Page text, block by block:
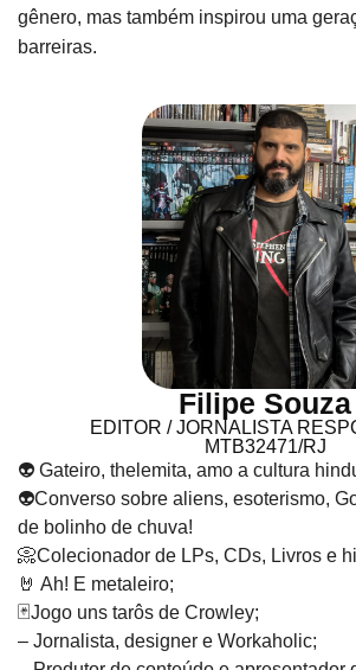
gênero, mas também inspirou uma
barreiras.
Filipe Souza
EDITOR / JORNALISTA
MTB32471/RJ
👽 Gateiro, thelemita, amo a cultura
👽Converso sobre aliens, esoterismo,
de bolinho de chuva!
📀Colecionador de LPs, CDs, Livros e
🤘 Ah! E metaleiro;
🃏Jogo uns tarôs de Crowley;
– Jornalista, designer e Workaholic;